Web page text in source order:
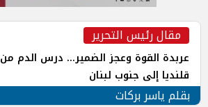
مقال رئيس التحرير
عربدة القوة وعجز الضمير... درس الدم من
قلنديا إلى جنوب لبنان
بقلم ياسر بركات